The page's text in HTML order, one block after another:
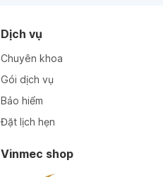
Dịch vụ
Chuyên khoa
Gói dịch vụ
Bảo hiểm
Đặt lịch hẹn
Vinmec shop